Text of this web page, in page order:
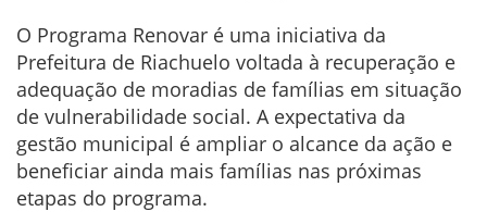
O Programa Renovar é uma iniciativa da
Prefeitura de Riachuelo voltada à recuperação e
adequação de moradias de famílias em situação
de vulnerabilidade social. A expectativa da
gestão municipal é ampliar o alcance da ação e
beneficiar ainda mais famílias nas próximas
etapas do programa.